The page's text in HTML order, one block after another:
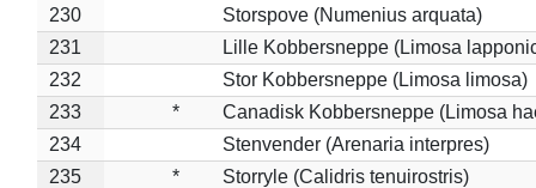
230
Storspove (Numenius arquata)
231
Lille Kobbersneppe (Limosa
232
Stor Kobbersneppe (Limosa limosa)
233
*
Canadisk Kobbersneppe (Limosa
234
Stenvender (Arenaria interpres)
235
*
Storryle (Calidris tenuirostris)